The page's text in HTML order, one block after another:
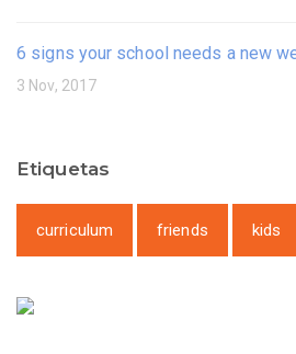
6 signs your school needs a new
3 Nov, 2017
Etiquetas
curriculum friends kids